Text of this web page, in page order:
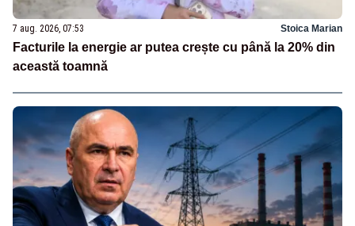
7 aug. 2026, 07:53 Stoica Marian
Facturile la energie ar putea crește cu până la 20% din
această toamnă